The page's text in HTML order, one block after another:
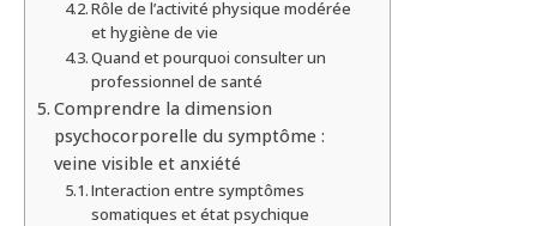
Rôle de l’activité physique modérée
et hygiène de vie
Quand et pourquoi consulter un
professionnel de santé
Comprendre la dimension
psychocorporelle du symptôme :
veine visible et anxiété
Interaction entre symptômes
somatiques et état psychique